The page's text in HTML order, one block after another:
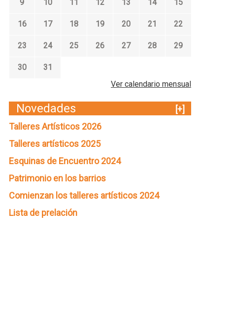
9 10 11 12 13 14 15
16 17 18 19 20 21 22
23 24 25 26 27 28 29
30
31
Ver calendario mensual
Novedades
[+]
Talleres Artísticos 2026
Talleres artísticos 2025
Esquinas de Encuentro 2024
Patrimonio en los barrios
Comienzan los talleres artísticos 2024
Lista de prelación